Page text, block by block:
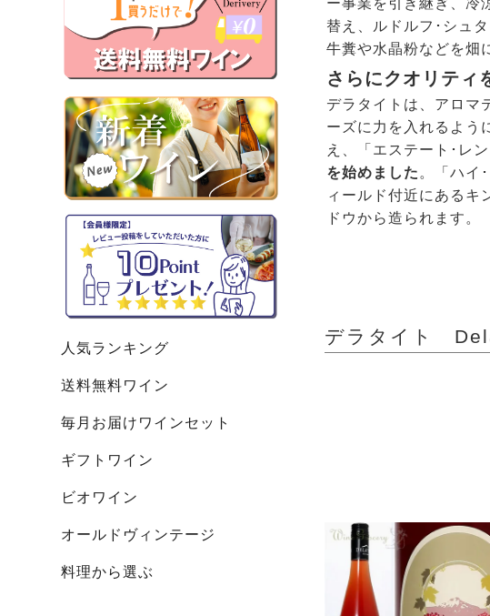
人気ランキング
送料無料ワイン
毎月お届けワインセット
ギフトワイン
ビオワイン
オールドヴィンテージ
料理から選ぶ
替え、ルドルフ･シュ
⽜糞や⽔晶粉などを畑
さらにクオリティ
デラタイトは、アロマ
ーズに⼒を⼊れるよう
え、「エステート･レ
を始めました 。「ハイ
ィールド付近にあるキ
ドウから造られます。
デラタイト